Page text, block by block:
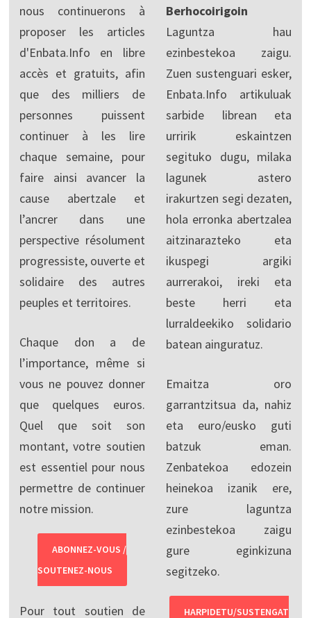
nous continuerons à
proposer les articles
d'Enbata.Info en libre
accès et gratuits, afin
que des milliers de
personnes puissent
continuer à les lire
chaque semaine, pour
faire ainsi avancer la
cause abertzale et
l’ancrer dans une
perspective résolument
progressiste, ouverte et
solidaire des autres
peuples et territoires.
Chaque don a de
l’importance, même si
vous ne pouvez donner
que quelques euros.
Quel que soit son
montant, votre soutien
est essentiel pour nous
permettre de continuer
notre mission.
ABONNEZ-VOUS /
SOUTENEZ-NOUS
Pour tout soutien de
Berhocoirigoin
Laguntza hau
ezinbestekoa zaigu.
Zuen sustenguari esker,
Enbata.Info artikuluak
sarbide librean eta
urririk eskaintzen
segituko dugu, milaka
lagunek astero
irakurtzen segi dezaten,
hola erronka abertzalea
aitzinarazteko eta
ikuspegi argiki
aurrerakoi, ireki eta
beste herri eta
lurraldeekiko solidario
batean ainguratuz.
Emaitza oro
garrantzitsua da, nahiz
eta euro/eusko guti
batzuk eman.
Zenbatekoa edozein
heinekoa izanik ere,
zure laguntza
ezinbestekoa zaigu
gure eginkizuna
segitzeko.
HARPIDETU/SUSTENGAT